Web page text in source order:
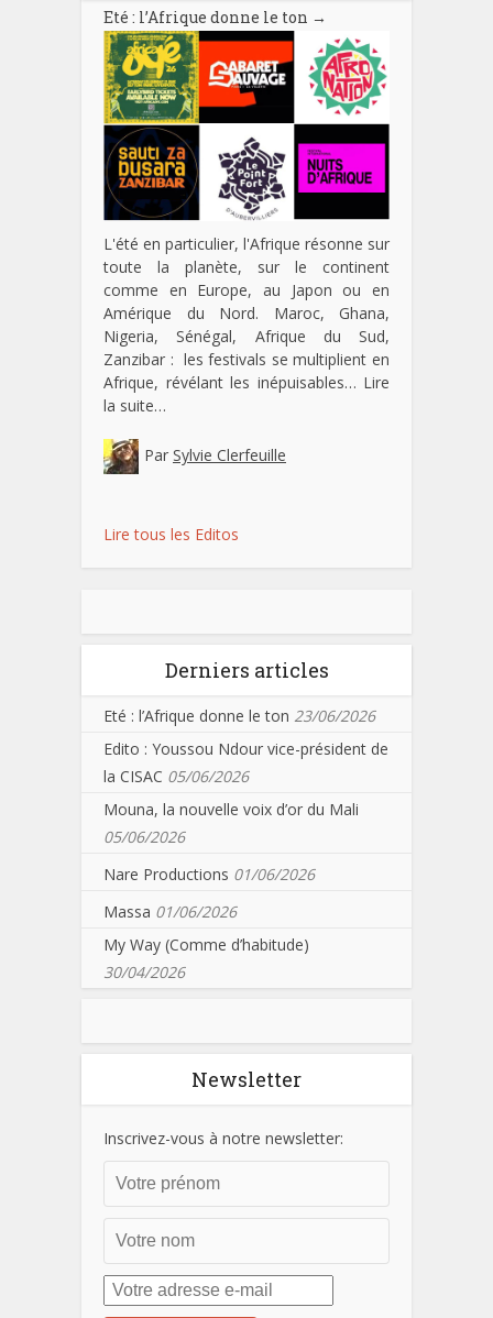
Eté : l’Afrique donne le ton →
L'été en particulier, l'Afrique résonne sur
toute la planète, sur le continent
comme en Europe, au Japon ou en
Amérique du Nord. Maroc, Ghana,
Nigeria, Sénégal, Afrique du Sud,
Zanzibar : les festivals se multiplient en
Afrique, révélant les inépuisables… Lire
la suite…
Par Sylvie Clerfeuille
Lire tous les Editos
Derniers articles
Eté : l’Afrique donne le ton 23/06/2026
Edito : Youssou Ndour vice-président de
la CISAC 05/06/2026
Mouna, la nouvelle voix d’or du Mali
05/06/2026
Nare Productions 01/06/2026
Massa 01/06/2026
My Way (Comme d’habitude)
30/04/2026
Newsletter
Inscrivez-vous à notre newsletter: